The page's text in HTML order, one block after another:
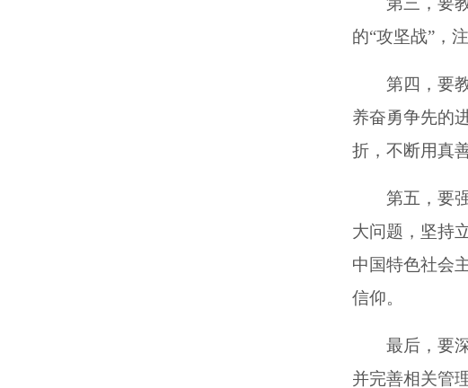
的“攻坚战”，
第四，要
养奋勇争先的
折，不断用真
第五，要
大问题，坚持
中国特色社会
信仰。
最后，要
并完善相关管